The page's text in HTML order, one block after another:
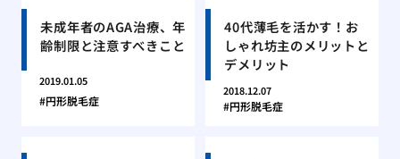
未成年者のAGA治療、年
齢制限と注意すべきこと
2019.01.05
円形脱毛症
40代薄毛を活かす！お
しゃれ坊主のメリットと
デメリット
2018.12.07
円形脱毛症